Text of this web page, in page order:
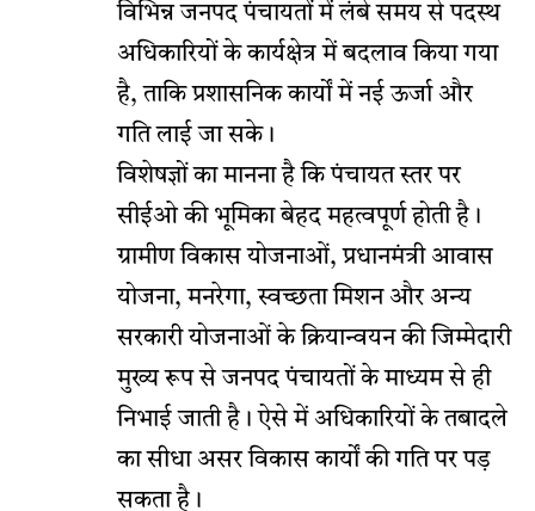
विभिन्न जनपद पंचायतों में लंबे समय से पदस्थ
अधिकारियों के कार्यक्षेत्र में बदलाव किया गया
है, ताकि प्रशासनिक कार्यों में नई ऊर्जा और
गति लाई जा सके।
विशेषज्ञों का मानना है कि पंचायत स्तर पर
सीईओ की भूमिका बेहद महत्वपूर्ण होती है।
ग्रामीण विकास योजनाओं, प्रधानमंत्री आवास
योजना, मनरेगा, स्वच्छता मिशन और अन्य
सरकारी योजनाओं के क्रियान्वयन की जिम्मेदारी
मुख्य रूप से जनपद पंचायतों के माध्यम से ही
निभाई जाती है। ऐसे में अधिकारियों के तबादले
का सीधा असर विकास कार्यों की गति पर पड़
सकता है।